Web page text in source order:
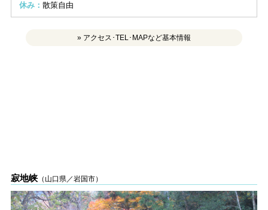
休み： 散策自由
» アクセス･TEL･MAPなど基本情報
寂地峡（山口県／岩国市）